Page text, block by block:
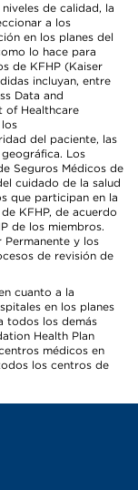
de calidad, la
a los
en los planes del
lo hace para
de KFHP (Kaiser
incluyan, entre
Data and
of Healthcare
del paciente, las
Los
Seguros Médicos de
cuidado de la salud
que participan en la
KFHP, de acuerdo
de los miembros.
y los
de revisión de
cuanto a la
en los planes
todos los demás
Health Plan
médicos en
los centros de